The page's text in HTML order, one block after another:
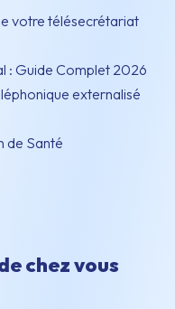
votre télésecrétariat
: Guide Complet 2026
externalisé
de Santé
chez vous